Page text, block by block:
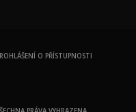
O PŘÍSTUPNOSTI